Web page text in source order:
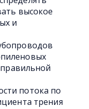
высокое
и
потока по
трения